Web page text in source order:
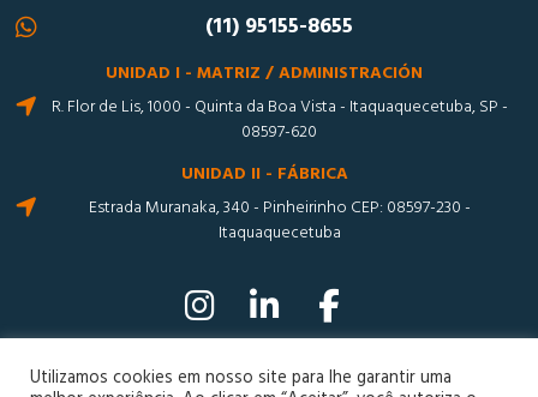
Utilizamos cookies em nosso site para lhe garantir uma
(11) 95155-8655
UNIDAD I - MATRIZ / ADMINISTRACIÓN
R. Flor de Lis, 1000 - Quinta da Boa Vista - Itaquaquecetuba, SP -
08597-620
UNIDAD II - FÁBRICA
Estrada Muranaka, 340 - Pinheirinho CEP: 08597-230 -
Itaquaquecetuba